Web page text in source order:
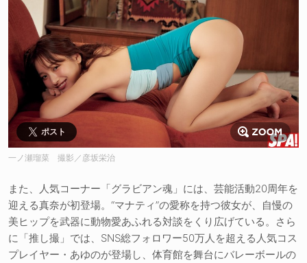
ポスト
一ノ瀬瑠菜 撮影／彦坂栄治
また、人気コーナー「グラビアン魂」には、芸能活動20周年を
迎える真奈が初登場。“マナティ”の愛称を持つ彼女が、自慢の
美ヒップを武器に動物愛あふれる対談をくり広げている。さら
に「推し撮」では、SNS総フォロワー50万人を超える人気コス
プレイヤー・あゆのが登場し、体育館を舞台にバレーボールの